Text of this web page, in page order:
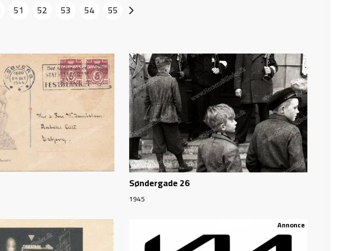
51 52 53 54 55
Søndergade 26
1945
Annonce